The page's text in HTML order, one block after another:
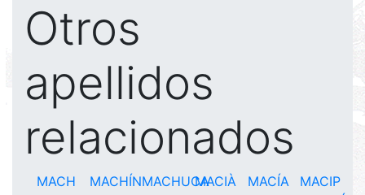
Otros
apellidos
relacionados
MACH MACHÍNMACHUCAMACIÀ MACÍA
MACIP